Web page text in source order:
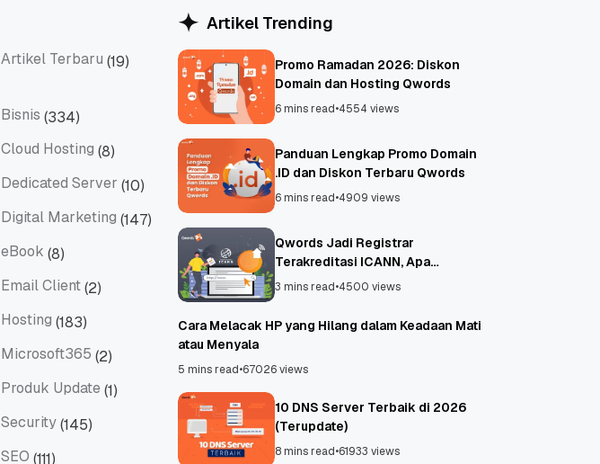
Artikel Terbaru (19)
Bisnis (334)
Cloud Hosting (8)
Dedicated Server (10)
Digital Marketing (147)
eBook (8)
Email Client(2)
Hosting (183)
Microsoft365 (2)
Produk Update (1)
Security(145)
SEO (111)
Artikel Trending
Promo Ramadan 2026: Diskon
Domain dan Hosting Qwords
6 mins read•4554 views
Panduan Lengkap Promo Domain
.ID dan Diskon Terbaru Qwords
6 mins read•4909 views
Qwords Jadi Registrar
Terakreditasi ICANN, Apa
Untungnya?
3 mins read•4500 views
Cara Melacak HP yang Hilang dalam Keadaan Mati
atau Menyala
5 mins read•67026 views
10 DNS Server Terbaik di 2026
(Terupdate)
8 mins read•61933 views